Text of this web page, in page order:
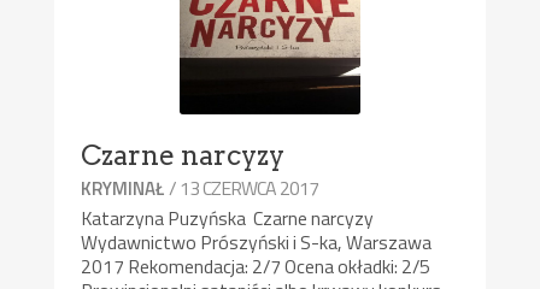
Czarne narcyzy
KRYMINAŁ/ 13 CZERWCA 2017
Katarzyna Puzyńska Czarne narcyzy
Wydawnictwo Prószyński i S-ka, Warszawa
2017 Rekomendacja: 2/7 Ocena okładki: 2/5